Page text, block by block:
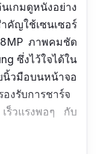
เกมดูหนังอย่าง
ญใช้เซนเซอร์
ภาพคมชัด
ซึ่งไว้ใจได้ใน
วมือบนหน้าจอ
งรับการชาร์จ
ร็วแรงพอๆ กับ